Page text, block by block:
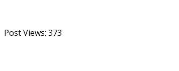
Post Views: 373